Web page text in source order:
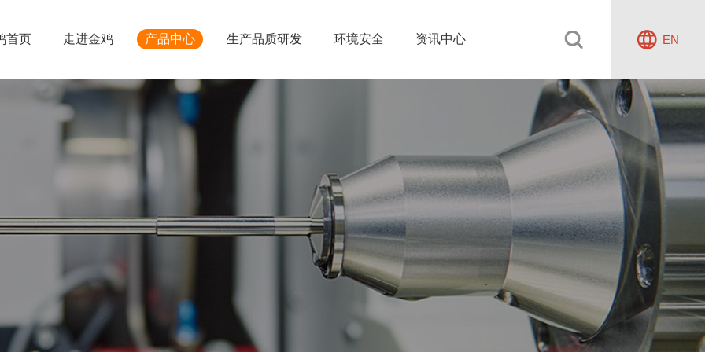
首页 走进金鸡 产品中心 生产品质研发 环境安全 资讯中心 EN